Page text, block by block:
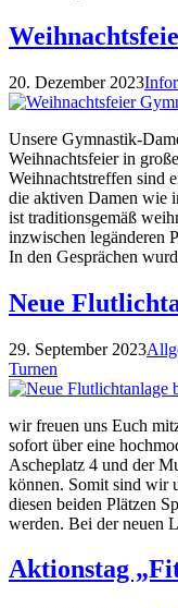
20. Dezember 2023
Unsere Gymnastik-
Weihnachtsfeier in
Weihnachtstreffen sind
die aktiven Damen wie
ist traditionsgemäß
inzwischen legänderen
In den Gesprächen
Neue
29. September 2023
Turnen
wir freuen uns Euch
sofort über eine
Ascheplatz 4 und der
können. Somit sind wir
diesen beiden Plätzen
werden. Bei der neuen
Aktionstag